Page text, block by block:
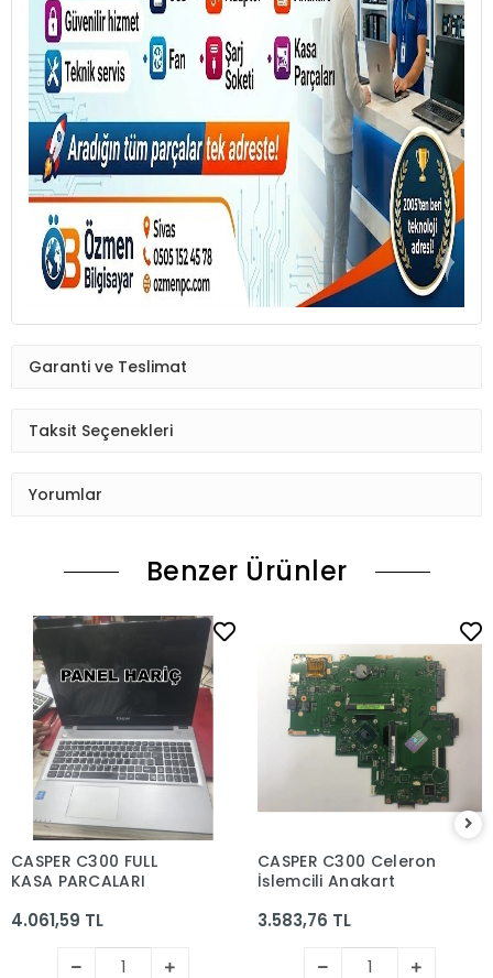
Garanti ve Teslimat
Taksit Seçenekleri
Yorumlar
Benzer Ürünler
CASPER C300 FULL
KASA PARCALARI
4.061,59 TL
CASPER C300 Celeron
İşlemcili Anakart
3.583,76 TL